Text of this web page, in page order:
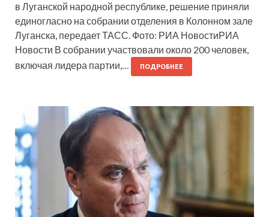
в Луганской народной республике, решение приняли
единогласно на собрании отделения в Колонном зале
Луганска, передает ТАСС. Фото: РИА НовостиРИА
Новости В собрании участвовали около 200 человек,
включая лидера партии,…
ПОДРОБНЕЕ